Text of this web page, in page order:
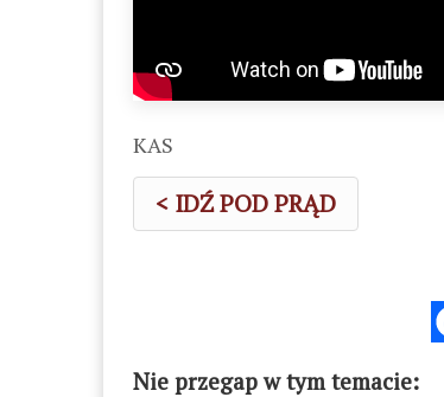
KAS
< IDŹ POD PRĄD
Nie przegap w tym temacie: